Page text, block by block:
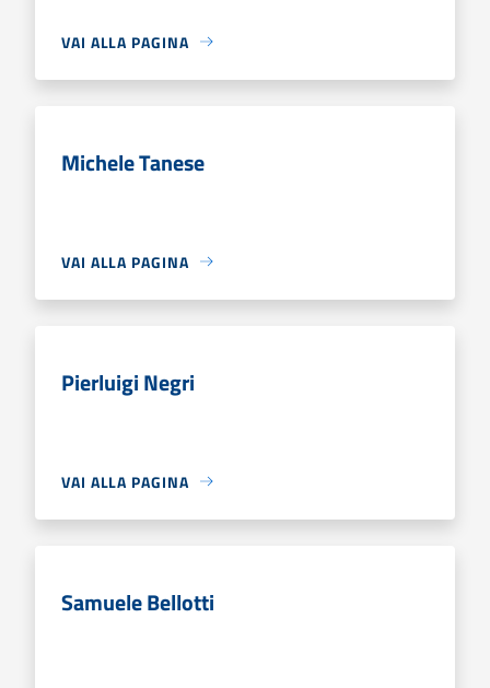
VAI ALLA PAGINA
Michele Tanese
VAI ALLA PAGINA
Pierluigi Negri
VAI ALLA PAGINA
Samuele Bellotti